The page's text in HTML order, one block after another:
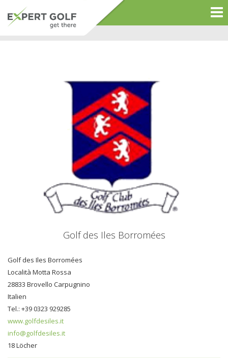
Golf des Iles Borromées
Golf des Iles Borromées
Località Motta Rossa
28833 Brovello Carpugnino
Italien
Tel.: +39 0323 929285
www.golfdesiles.it
info@golfdesiles.it
18 Löcher